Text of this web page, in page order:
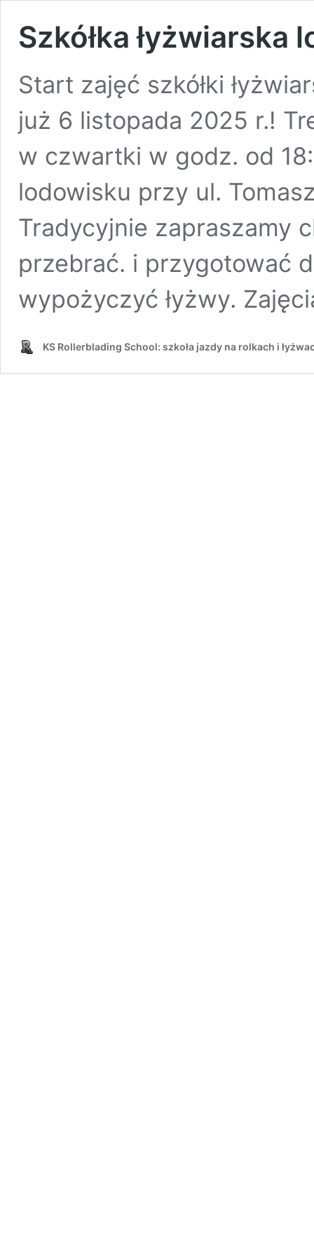
Szkółka łyżwiarska
Start zajęć szkółki
już 6 listopada 2025 r.!
w czwartki w godz. od
lodowisku przy ul.
Tradycyjnie zapraszamy
przebrać. i przygotować
wypożyczyć łyżwy.
KS Rollerblading School: szkoła jazdy na rolkach i